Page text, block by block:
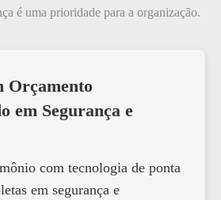
é uma prioridade para a organização.
Orçamento
em Segurança e
com tecnologia de ponta
em segurança e